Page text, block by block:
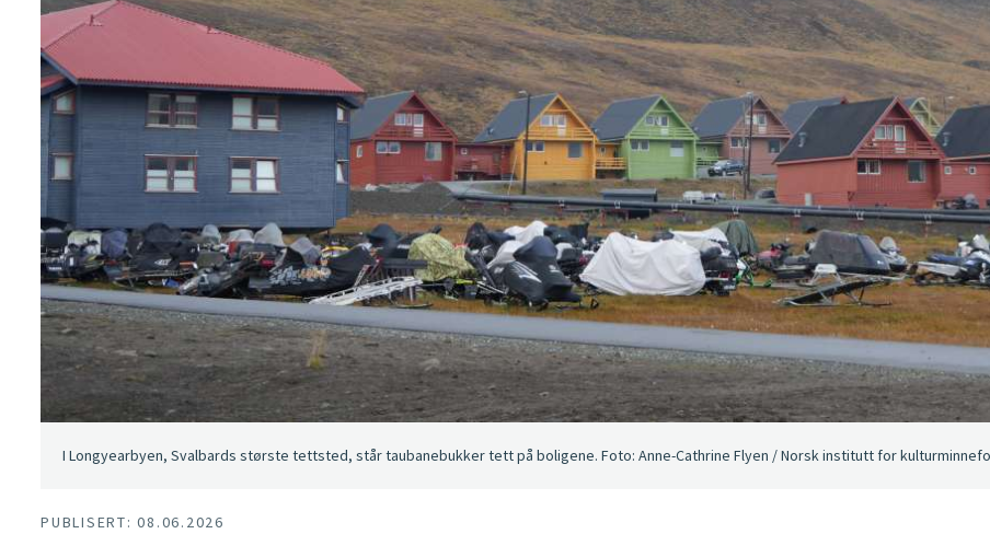
I Longyearbyen, Svalbards største tettsted, står taubanebukker tett på boligene. Foto: Anne-Cathrine Flyen / Norsk institutt for
PUBLISERT: 08.06.2026